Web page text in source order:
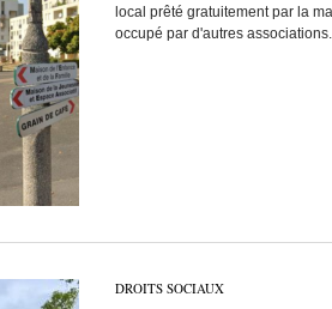
local prêté gratuitement par la
occupé par d'autres associations.
DROITS SOCIAUX